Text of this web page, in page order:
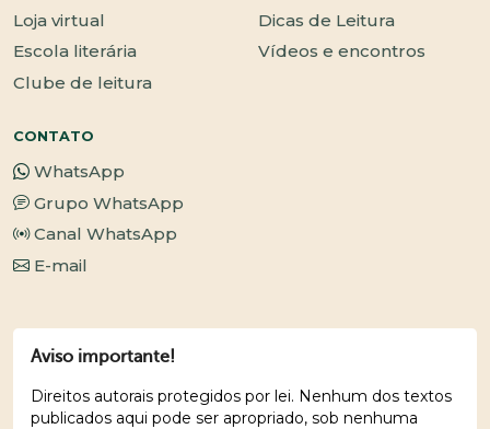
Loja virtual
Escola literária
Clube de leitura
Dicas de Leitura
Vídeos e encontros
CONTATO
WhatsApp
Grupo WhatsApp
Canal WhatsApp
E-mail
Aviso importante!
Direitos autorais protegidos por lei. Nenhum dos textos
publicados aqui pode ser apropriado, sob nenhuma